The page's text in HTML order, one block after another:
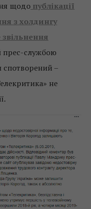
щодо публікації
з холдингу
прес-службою
спотворений –
не